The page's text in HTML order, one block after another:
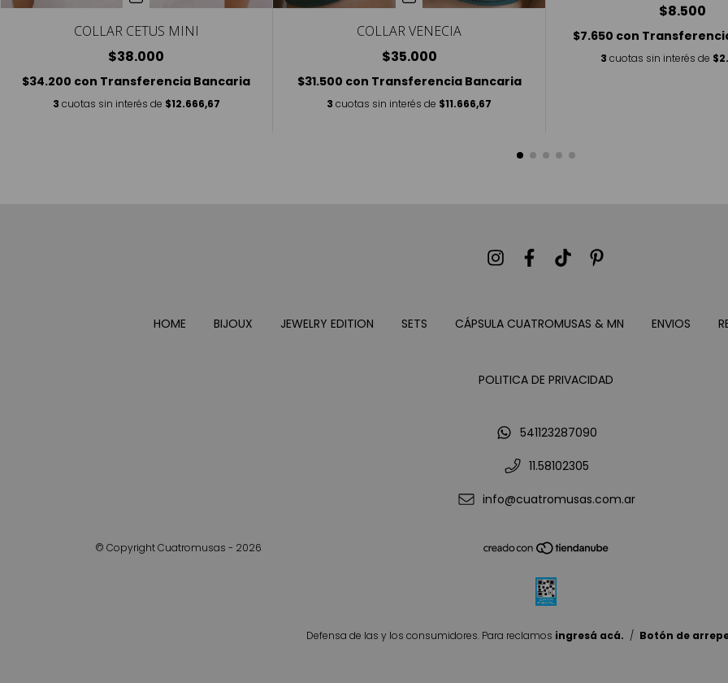
COLLAR CETUS MINI
$38.000
$34.200 con Transferencia Bancaria
3 cuotas sin interés de $12.666,67
COLLAR VENECIA
$35.000
$31.500 con Transferencia Bancaria
3 cuotas sin interés de $11.666,67
$8.500
$7.650 con
3 cuotas sin interés de
HOME BIJOUX JEWELRY EDITION SETS CÁPSULA CUATROMUSAS & MN ENVIOS
POLITICA DE PRIVACIDAD
541123287090
11.58102305
info@cuatromusas.com.ar
© Copyright Cuatromusas - 2026
Defensa de las y los consumidores. Para reclamos ingresá acá. / Botón de